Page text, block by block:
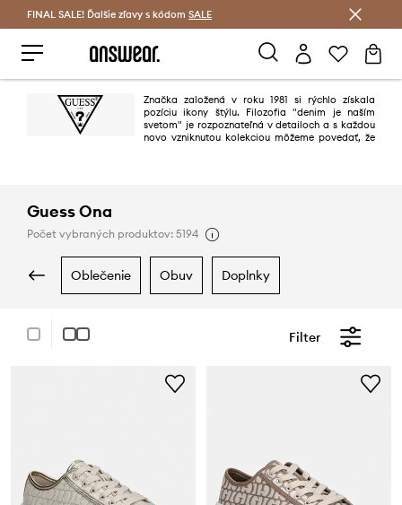
Šetrite s Answear Club >
FINAL SALE! Ďalšie zľavy s kódom SALE
Značka založená v roku 1981 si rýchlo získala
pozíciu ikony štýlu. Filozofia "denim je naším
svetom" je rozpoznateľná v detailoch a s každou
novo vzniknutou kolekciou môžeme povedať, že
Guess Ona
Počet vybraných produktov: 5194
oblečenie obuv doplnky
Filter